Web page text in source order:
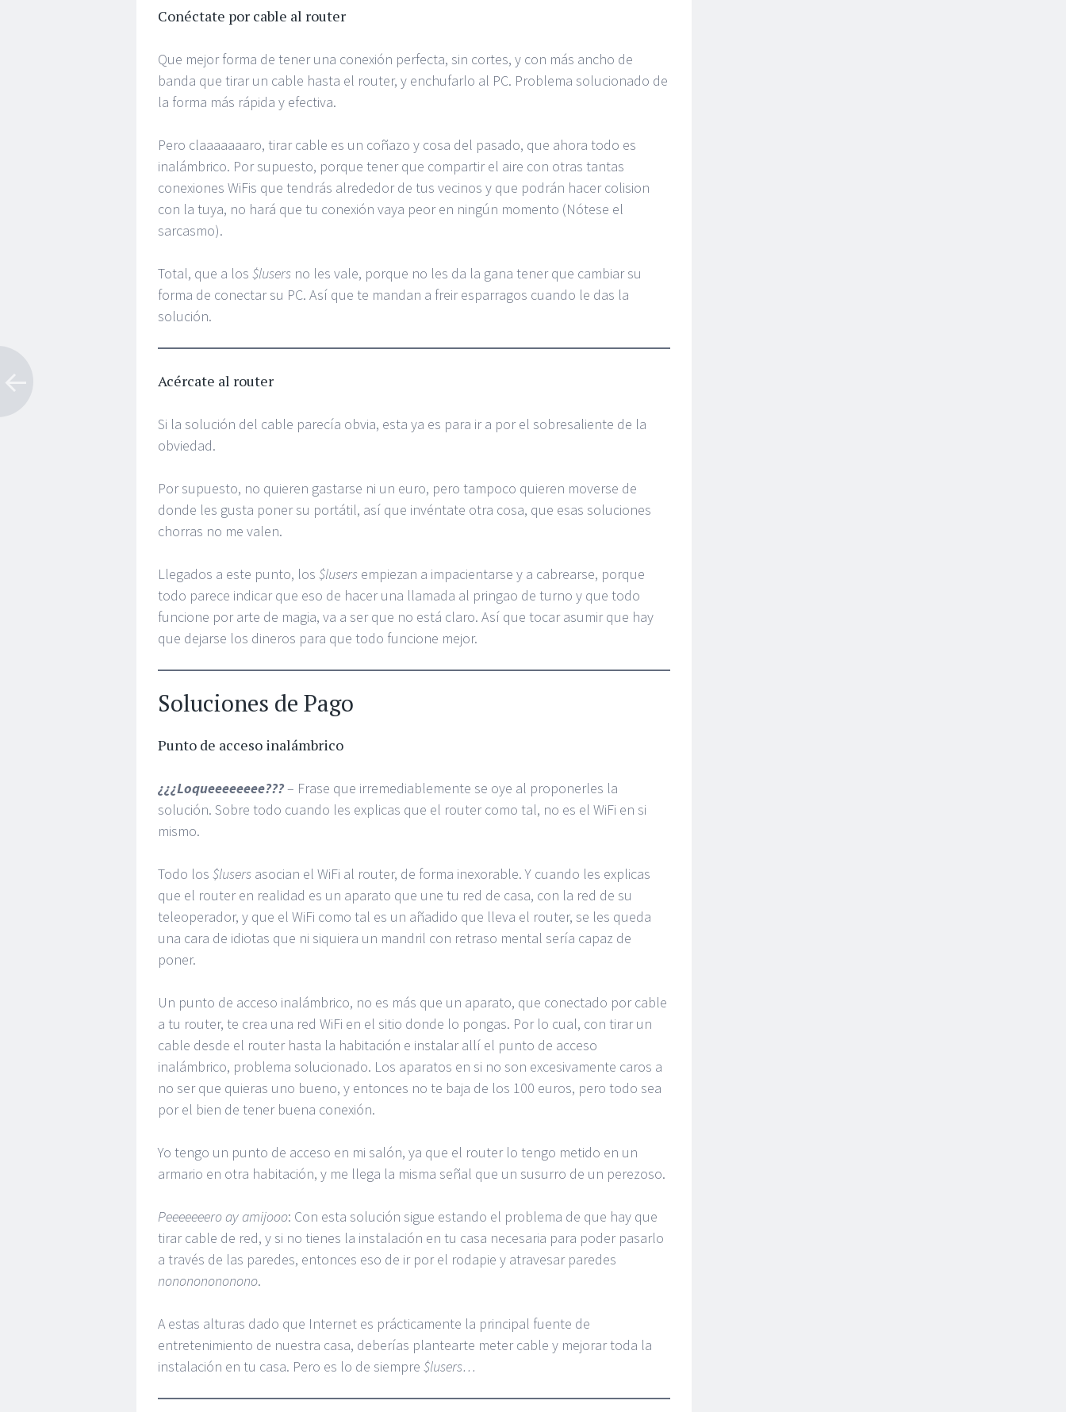
Conéctate por cable al router
Que mejor forma de tener una conexión perfecta, sin cortes, y con más ancho de
banda que tirar un cable hasta el router, y enchufarlo al PC. Problema solucionado de
la forma más rápida y efectiva.
Pero claaaaaaaro, tirar cable es un coñazo y cosa del pasado, que ahora todo es
inalámbrico. Por supuesto, porque tener que compartir el aire con otras tantas
conexiones WiFis que tendrás alrededor de tus vecinos y que podrán hacer colision
con la tuya, no hará que tu conexión vaya peor en ningún momento (Nótese el
sarcasmo).
Total, que a los $lusers no les vale, porque no les da la gana tener que cambiar su
forma de conectar su PC. Así que te mandan a freir esparragos cuando le das la
solución.
Acércate al router
Si la solución del cable parecía obvia, esta ya es para ir a por el sobresaliente de la
obviedad.
Por supuesto, no quieren gastarse ni un euro, pero tampoco quieren moverse de
donde les gusta poner su portátil, así que invéntate otra cosa, que esas soluciones
chorras no me valen.
Llegados a este punto, los $lusers empiezan a impacientarse y a cabrearse, porque
todo parece indicar que eso de hacer una llamada al pringao de turno y que todo
funcione por arte de magia, va a ser que no está claro. Así que tocar asumir que hay
que dejarse los dineros para que todo funcione mejor.
Soluciones de Pago
Punto de acceso inalámbrico
¿¿¿Loqueeeeeeee???– Frase que irremediablemente se oye al proponerles la
solución. Sobre todo cuando les explicas que el router como tal, no es el WiFi en si
mismo.
Todo los $lusers asocian el WiFi al router, de forma inexorable. Y cuando les explicas
que el router en realidad es un aparato que une tu red de casa, con la red de su
teleoperador, y que el WiFi como tal es un añadido que lleva el router, se les queda
una cara de idiotas que ni siquiera un mandril con retraso mental sería capaz de
poner.
Un punto de acceso inalámbrico, no es más que un aparato, que conectado por cable
a tu router, te crea una red WiFi en el sitio donde lo pongas. Por lo cual, con tirar un
cable desde el router hasta la habitación e instalar allí el punto de acceso
inalámbrico, problema solucionado. Los aparatos en si no son excesivamente caros a
no ser que quieras uno bueno, y entonces no te baja de los 100 euros, pero todo sea
por el bien de tener buena conexión.
Yo tengo un punto de acceso en mi salón, ya que el router lo tengo metido en un
armario en otra habitación, y me llega la misma señal que un susurro de un perezoso.
Peeeeeeero ay amijooo: Con esta solución sigue estando el problema de que hay que
tirar cable de red, y si no tienes la instalación en tu casa necesaria para poder pasarlo
a través de las paredes, entonces eso de ir por el rodapie y atravesar paredes
nonononononono.
A estas alturas dado que Internet es prácticamente la principal fuente de
entretenimiento de nuestra casa, deberías plantearte meter cable y mejorar toda la
instalación en tu casa. Pero es lo de siempre $lusers…